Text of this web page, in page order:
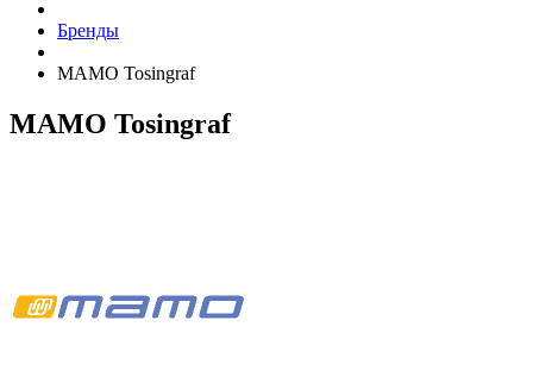
Бренды
MAMO Tosingraf
MAMO Tosingraf